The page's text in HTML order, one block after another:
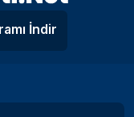
İndir